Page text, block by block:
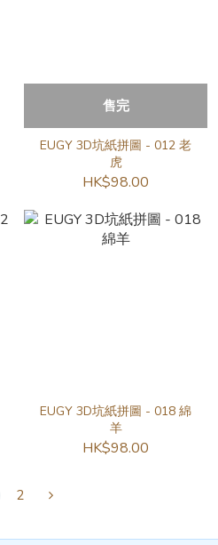
售完
EUGY 3D坑紙拼圖 - 012 老
虎
HK$98.00
EUGY 3D坑紙拼圖 - 018 綿
羊
HK$98.00
2